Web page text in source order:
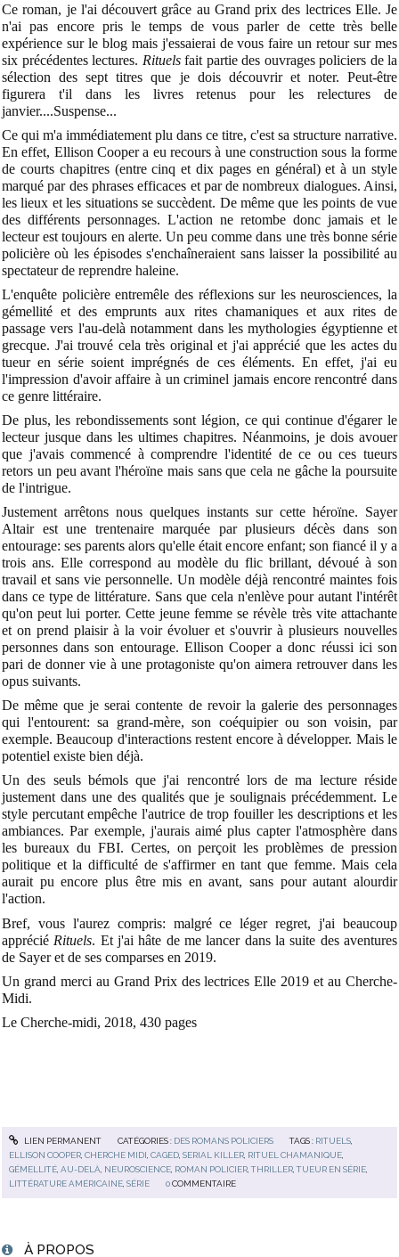
Ce roman, je l'ai découvert grâce au Grand prix des lectrices Elle. Je
n'ai pas encore pris le temps de vous parler de cette très belle
expérience sur le blog mais j'essaierai de vous faire un retour sur mes
six précédentes lectures. Rituelsfait partie des ouvrages policiers de la
sélection des sept titres que je dois découvrir et noter. Peut-être
figurera t'il dans les livres retenus pour les relectures de
janvier....Suspense...
Ce qui m'a immédiatement plu dans ce titre, c'est sa structure narrative.
En effet, Ellison Cooper a eu recours à une construction sous la forme
de courts chapitres (entre cinq et dix pages en général) et à un style
marqué par des phrases efficaces et par de nombreux dialogues. Ainsi,
les lieux et les situations se succèdent. De même que les points de vue
des différents personnages. L'action ne retombe donc jamais et le
lecteur est toujours en alerte. Un peu comme dans une très bonne série
policière où les épisodes s'enchaîneraient sans laisser la possibilité au
spectateur de reprendre haleine.
L'enquête policière entremêle des réflexions sur les neurosciences, la
gémellité et des emprunts aux rites chamaniques et aux rites de
passage vers l'au-delà notamment dans les mythologies égyptienne et
grecque. J'ai trouvé cela très original et j'ai apprécié que les actes du
tueur en série soient imprégnés de ces éléments. En effet, j'ai eu
l'impression d'avoir affaire à un criminel jamais encore rencontré dans
ce genre littéraire.
De plus, les rebondissements sont légion, ce qui continue d'égarer le
lecteur jusque dans les ultimes chapitres. Néanmoins, je dois avouer
que j'avais commencé à comprendre l'identité de ce ou ces tueurs
retors un peu avant l'héroïne mais sans que cela ne gâche la poursuite
de l'intrigue.
Justement arrêtons nous quelques instants sur cette héroïne. Sayer
Altair est une trentenaire marquée par plusieurs décès dans son
entourage: ses parents alors qu'elle était encore enfant; son fiancé il y a
trois ans. Elle correspond au modèle du flic brillant, dévoué à son
travail et sans vie personnelle. Un modèle déjà rencontré maintes fois
dans ce type de littérature. Sans que cela n'enlève pour autant l'intérêt
qu'on peut lui porter. Cette jeune femme se révèle très vite attachante
et on prend plaisir à la voir évoluer et s'ouvrir à plusieurs nouvelles
personnes dans son entourage. Ellison Cooper a donc réussi ici son
pari de donner vie à une protagoniste qu'on aimera retrouver dans les
opus suivants.
De même que je serai contente de revoir la galerie des personnages
qui l'entourent: sa grand-mère, son coéquipier ou son voisin, par
exemple. Beaucoup d'interactions restent encore à développer. Mais le
potentiel existe bien déjà.
Un des seuls bémols que j'ai rencontré lors de ma lecture réside
justement dans une des qualités que je soulignais précédemment. Le
style percutant empêche l'autrice de trop fouiller les descriptions et les
ambiances. Par exemple, j'aurais aimé plus capter l'atmosphère dans
les bureaux du FBI. Certes, on perçoit les problèmes de pression
politique et la difficulté de s'affirmer en tant que femme. Mais cela
aurait pu encore plus être mis en avant, sans pour autant alourdir
l'action.
Bref, vous l'aurez compris: malgré ce léger regret, j'ai beaucoup
apprécié Rituels. Et j'ai hâte de me lancer dans la suite des aventures
de Sayer et de ses comparses en 2019.
Un grand merci au Grand Prix des lectrices Elle 2019 et au Cherche-
Midi.
Le Cherche-midi, 2018, 430 pages
LIEN PERMANENT CATÉGORIES : DES ROMANS POLICIERS TAGS : RITUELS
ELLISON COOPER ,CHERCHE MIDI ,CAGED ,SERIAL KILLER RITUEL CHAMANIQUE
GÉMELLITÉ ,AU-DELÀ NEUROSCIENCE ROMAN POLICIER ,THRILLER ,TUEUR EN SÉRIE
LITTÉRATURE AMÉRICAINE ,SÉRIE 0 COMMENTAIRE
À PROPOS